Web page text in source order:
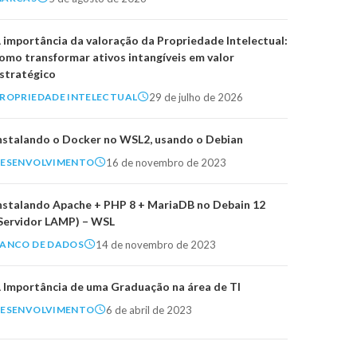
importância da valoração da Propriedade Intelectual:
transformar ativos intangíveis em valor
INTELECTUAL 29 de julho de 2026
o Docker no WSL2, usando o Debian
16 de novembro de 2023
Apache + PHP 8 + MariaDB no Debain 12
LAMP) – WSL
DE DADOS 14 de novembro de 2023
Importância de uma Graduação na área de TI
6 de abril de 2023